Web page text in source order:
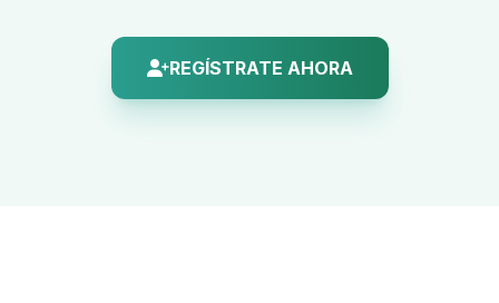
REGÍSTRATE AHORA